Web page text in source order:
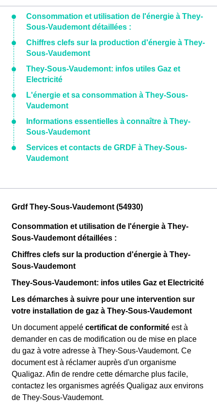
Consommation et utilisation de l'énergie à They-
Sous-Vaudemont détaillées :
Chiffres clefs sur la production d'énergie à They-
Sous-Vaudemont
They-Sous-Vaudemont: infos utiles Gaz et
Electricité
L'énergie et sa consommation à They-Sous-
Vaudemont
Informations essentielles à connaître à They-
Sous-Vaudemont
Services et contacts de GRDF à They-Sous-
Vaudemont
Grdf They-Sous-Vaudemont (54930)
Consommation et utilisation de l'énergie à They-
Sous-Vaudemont détaillées :
Chiffres clefs sur la production d'énergie à They-
Sous-Vaudemont
They-Sous-Vaudemont: infos utiles Gaz et Electricité
Les démarches à suivre pour une intervention sur
votre installation de gaz à They-Sous-Vaudemont
Un document appelé certificat de conformité est à
demander en cas de modification ou de mise en place
du gaz à votre adresse à They-Sous-Vaudemont. Ce
document est à réclamer auprès d'un organisme
Qualigaz. Afin de rendre cette démarche plus facile,
contactez les organismes agréés Qualigaz aux environs
de They-Sous-Vaudemont.